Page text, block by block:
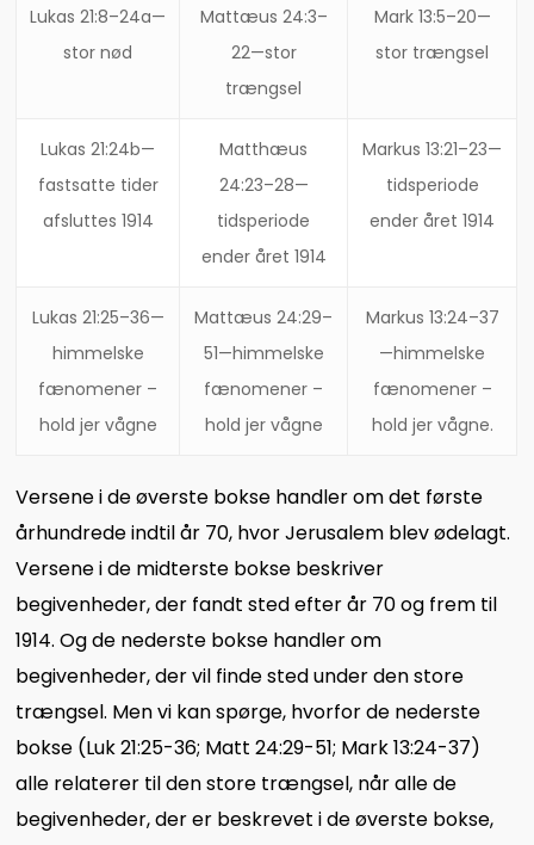
Lukas 21:8–24a—
stor nød
Mattæus 24:3–
22—stor
trængsel
Mark 13:5–20—
stor trængsel
Lukas 21:24b—
fastsatte tider
afsluttes 1914
Matthæus
24:23–28—
tidsperiode
ender året 1914
Markus 13:21–23—
tidsperiode
ender året 1914
Lukas 21:25–36—
himmelske
fænomener –
hold jer vågne
Mattæus 24:29–
51—himmelske
fænomener –
hold jer vågne
Markus 13:24–37
—himmelske
fænomener –
hold jer vågne.
Versene i de øverste bokse handler om det første
århundrede indtil år 70, hvor Jerusalem blev ødelagt.
Versene i de midterste bokse beskriver
begivenheder, der fandt sted efter år 70 og frem til
1914. Og de nederste bokse handler om
begivenheder, der vil finde sted under den store
trængsel. Men vi kan spørge, hvorfor de nederste
bokse (Luk 21:25-36; Matt 24:29-51; Mark 13:24-37)
alle relaterer til den store trængsel, når alle de
begivenheder, der er beskrevet i de øverste bokse,